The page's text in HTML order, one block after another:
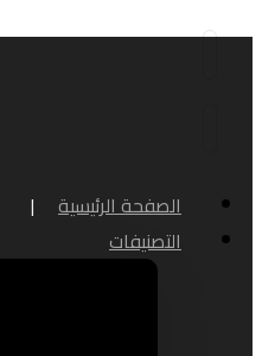
الصفحة الرئيسية
التصنيفات